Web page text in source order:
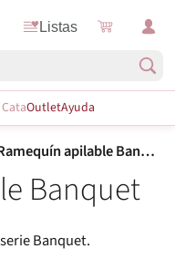
Listas
OutletAyuda
Ramequín apilable Banquet
Banquet
Banquet.